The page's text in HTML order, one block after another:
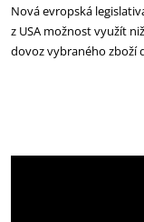
Nová evropská
z USA možnost využít
dovoz vybraného zboží